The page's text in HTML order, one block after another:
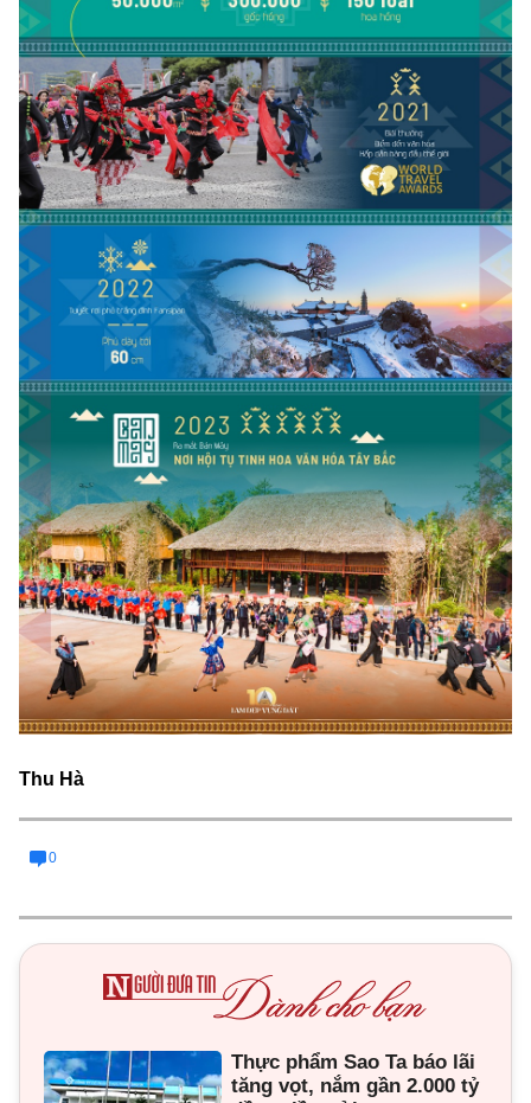
Thu Hà
0
Thực phẩm Sao Ta báo lãi
tăng vọt, nắm gần 2.000 tỷ